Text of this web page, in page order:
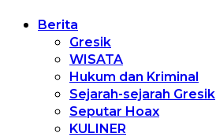
Berita
Gresik
WISATA
Hukum dan Kriminal
Sejarah-sejarah Gresik
Seputar Hoax
KULINER